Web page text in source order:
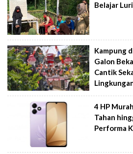
Belajar
Kampung
Galon
Cantik
4 HP
Tahan
Performa